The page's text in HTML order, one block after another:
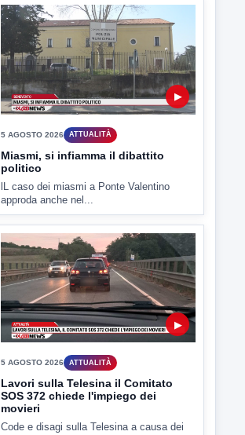
5 AGOSTO 2026 ATTUALITÀ
Hanon-Evo, i lavoratori dicono sì al
piano industriale
L'assemblea dei lavoratori Hanon questa
mattina a Contrada Olivola. Decisa...
5 AGOSTO 2026 ATTUALITÀ
Miasmi, si infiamma il dibattito
politico
lL caso dei miasmi a Ponte Valentino
approda anche nel...
▶